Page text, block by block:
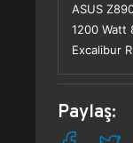
ASUS
1200 Watt
Excalibur
Paylaş: